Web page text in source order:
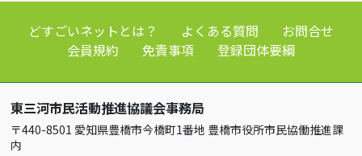
どすごいネットとは？ よくある質問
お問合せ
会員規約
免責事項 登録団体要綱
東三河市民活動推進協議会事務局
〒440-8501 愛知県豊橋市今橋町1番地 豊橋市役所市民協働推進課
内